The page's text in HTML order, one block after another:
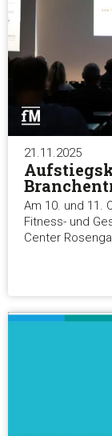
21.11.2025
Am 10. und 11.
Fitness- und
Center